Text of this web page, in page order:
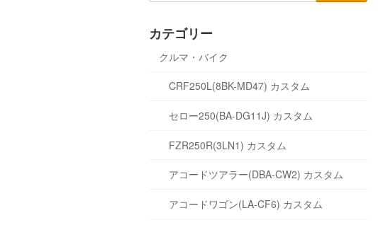
カテゴリー
クルマ・バイク
CRF250L(8BK-MD47) カスタム
セロー250(BA-DG11J) カスタム
FZR250R(3LN1) カスタム
アコードツアラー(DBA-CW2) カスタム
アコードワゴン(LA-CF6) カスタム